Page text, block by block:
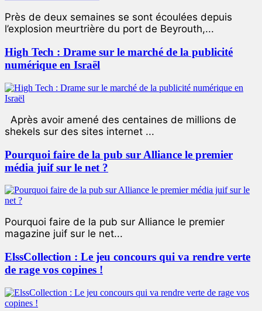
Près de deux semaines se sont écoulées depuis
l’explosion meurtrière du port de Beyrouth,...
High Tech : Drame sur le marché de la publicité
numérique en Israël
Après avoir amené des centaines de millions de
shekels sur des sites internet ...
Pourquoi faire de la pub sur Alliance le premier
média juif sur le net ?
Pourquoi faire de la pub sur Alliance le premier
magazine juif sur le net...
ElssCollection : Le jeu concours qui va rendre verte
de rage vos copines !